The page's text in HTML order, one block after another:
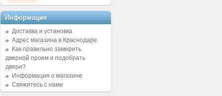
Информация
Доставка и установка
Адрес магазина в Краснодаре
Как правильно замерить
дверной проем и подобрать
двери?
Информация о магазине
Свяжитесь с нами